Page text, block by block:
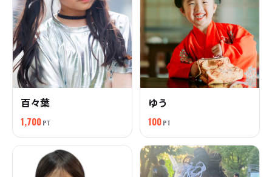
百々葉
1,700 PT
ゆう
100 PT